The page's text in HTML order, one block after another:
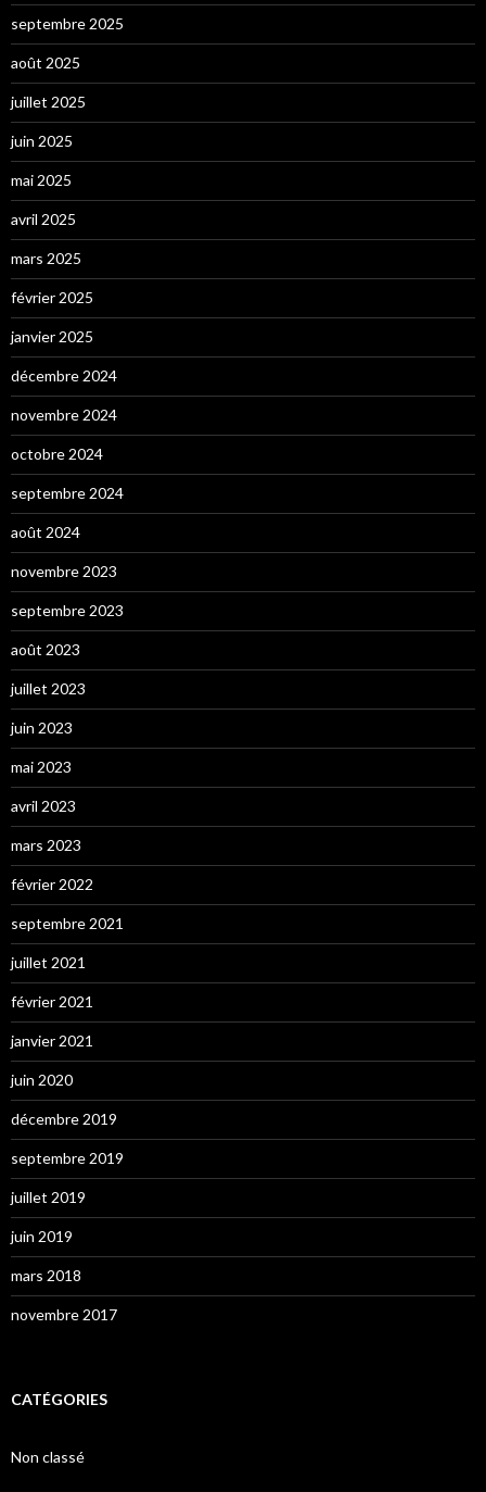
septembre 2025
août 2025
juillet 2025
juin 2025
mai 2025
avril 2025
mars 2025
février 2025
janvier 2025
décembre 2024
novembre 2024
octobre 2024
septembre 2024
août 2024
novembre 2023
septembre 2023
août 2023
juillet 2023
juin 2023
mai 2023
avril 2023
mars 2023
février 2022
septembre 2021
juillet 2021
février 2021
janvier 2021
juin 2020
décembre 2019
septembre 2019
juillet 2019
juin 2019
mars 2018
novembre 2017
CATÉGORIES
Non classé